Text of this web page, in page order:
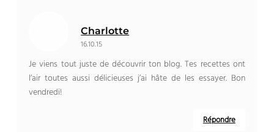
Charlotte
16.10.15
Je viens tout juste de découvrir ton blog. Tes recettes ont
l’air toutes aussi délicieuses j’ai hâte de les essayer. Bon
vendredi!
Répondre